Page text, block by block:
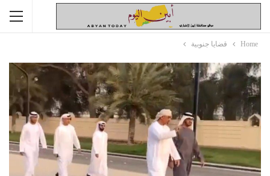
Home قضايا جنوبية